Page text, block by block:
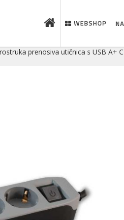
je novo u
WEBSHOP
prenosiva utičnica s USB A+